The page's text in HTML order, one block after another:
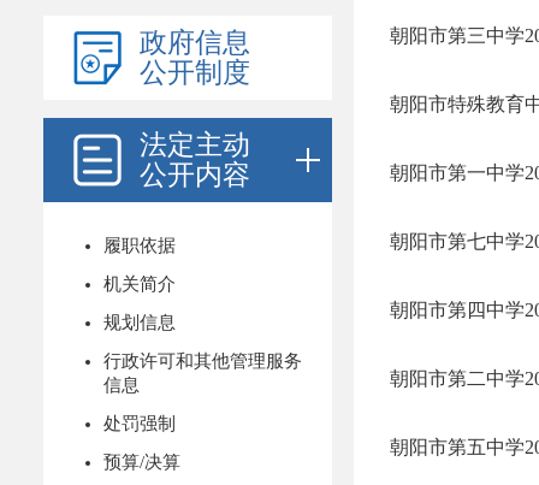
政府信息
公开制度
法定主动
公开内容
履职依据
机关简介
规划信息
行政许可和其他管理服务
信息
处罚强制
预算/决算
朝阳市第三中学
朝阳市特殊教育
朝阳市第一中学
朝阳市第七中学
朝阳市第四中学
朝阳市第二中学
朝阳市第五中学